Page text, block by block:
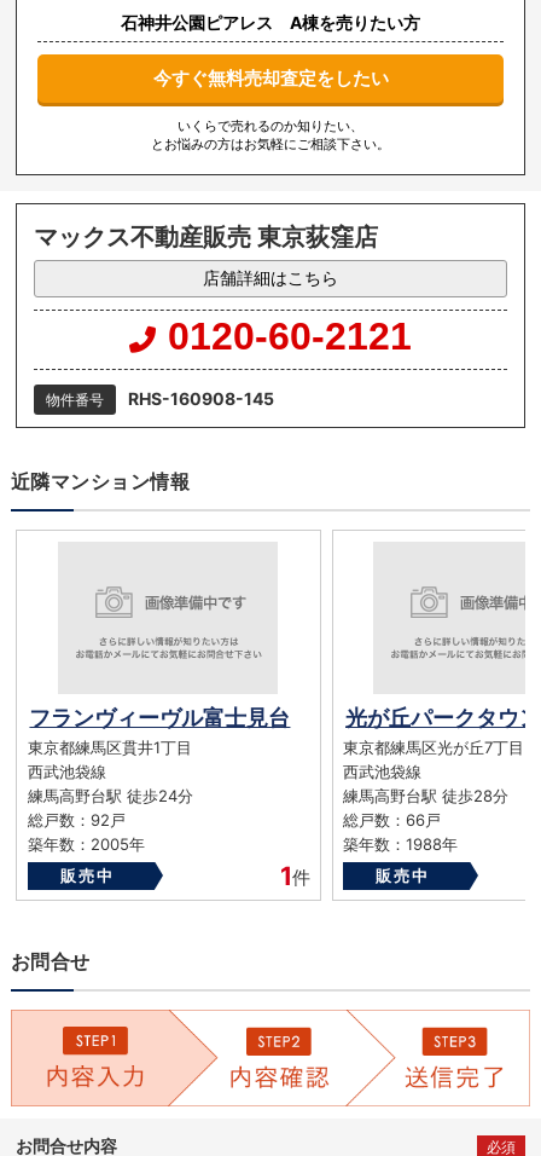
石神井公園ピアレス A棟を売りたい方
今すぐ無料売却査定をしたい
いくらで売れるのか知りたい、
とお悩みの方はお気軽にご相談下さい。
マックス不動産販売 東京荻窪店
店舗詳細はこちら
0120-60-2121
物件番号 RHS-160908-145
近隣マンション情報
フランヴィーヴル富士見台
東京都練馬区貫井1丁目
西武池袋線
練馬高野台駅 徒歩24分
総戸数：92戸
築年数：2005年
販売中
1件
東京都練馬区光が丘7丁目
西武池袋線
練馬高野台駅 徒歩28分
総戸数：66戸
築年数：1988年
販売中
お問合せ
お問合せ内容 必須